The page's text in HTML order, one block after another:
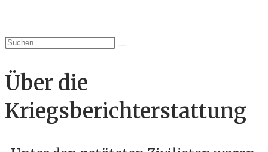
Über die
Kriegsberichterstattung